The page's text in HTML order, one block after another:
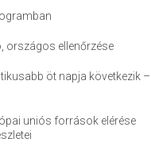
országos ellenőrzése
öt napja következik –
uniós források elérése